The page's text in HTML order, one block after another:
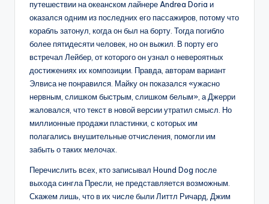
путешествии на океанском лайнере Andrea Doria и
оказался одним из последних его пассажиров, потому что
корабль затонул, когда он был на борту. Тогда погибло
более пятидесяти человек, но он выжил. В порту его
встречал Лейбер, от которого он узнал о невероятных
достижениях их композиции. Правда, авторам вариант
Элвиса не понравился. Майку он показался «ужасно
нервным, слишком быстрым, слишком белым», а Джерри
жаловался, что текст в новой версии утратил смысл. Но
миллионные продажи пластинки, с которых им
полагались внушительные отчисления, помогли им
забыть о таких мелочах.
Перечислить всех, кто записывал Hound Dog после
выхода сингла Пресли, не представляется возможным.
Скажем лишь, что в их числе были Литтл Ричард, Джим